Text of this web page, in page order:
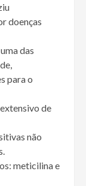
doenças
das
para o
de
não
meticilina e